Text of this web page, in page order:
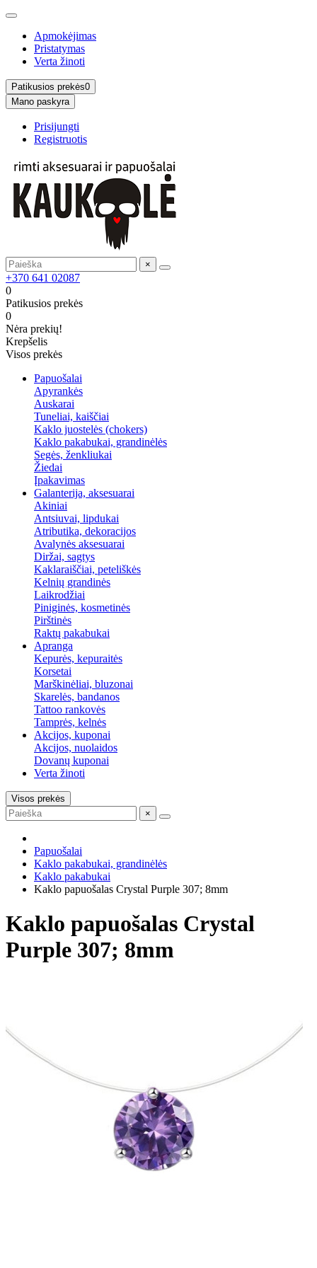
Apmokėjimas
Pristatymas
Verta žinoti
Patikusios prekės0
Mano paskyra
Prisijungti
Registruotis
×
+370 641 02087
0
Patikusios prekės
0
Nėra prekių!
Krepšelis
Visos prekės
Papuošalai
Apyrankės
Auskarai
Tuneliai, kaiščiai
Kaklo juostelės (chokers)
Kaklo pakabukai, grandinėlės
Segės, ženkliukai
Žiedai
Įpakavimas
Galanterija, aksesuarai
Akiniai
Antsiuvai, lipdukai
Atributika, dekoracijos
Avalynės aksesuarai
Diržai, sagtys
Kaklaraiščiai, peteliškės
Kelnių grandinės
Laikrodžiai
Piniginės, kosmetinės
Pirštinės
Raktų pakabukai
Apranga
Kepurės, kepuraitės
Korsetai
Marškinėliai, bluzonai
Skarelės, bandanos
Tattoo rankovės
Tamprės, kelnės
Akcijos, kuponai
Akcijos, nuolaidos
Dovanų kuponai
Verta žinoti
Visos prekės
×
Papuošalai
Kaklo pakabukai, grandinėlės
Kaklo pakabukai
Kaklo papuošalas Crystal Purple 307; 8mm
Kaklo papuošalas Crystal
Purple 307; 8mm